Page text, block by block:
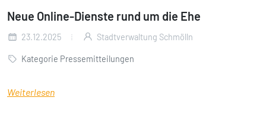
Neue Online-Dienste rund um die Ehe
23.12.2025 Stadtverwaltung Schmölln
Kategorie Pressemitteilungen
Weiterlesen